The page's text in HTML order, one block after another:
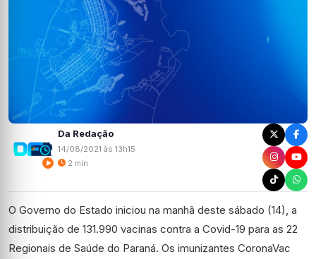
Da Redação
14/08/2021 às 13h15
2 min
O Governo do Estado iniciou na manhã deste sábado (14), a
distribuição de 131.990 vacinas contra a Covid-19 para as 22
Regionais de Saúde do Paraná. Os imunizantes CoronaVac